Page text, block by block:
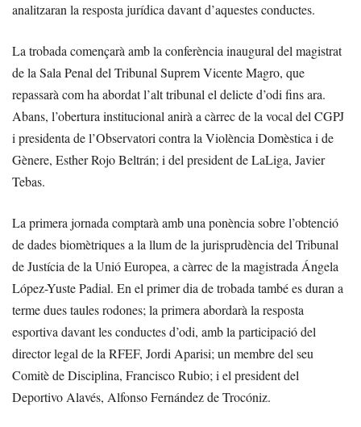
analitzaran la resposta jurídica davant d’aquestes conductes.
La trobada començarà amb la conferència inaugural del magistrat
de la Sala Penal del Tribunal Suprem Vicente Magro, que
repassarà com ha abordat l’alt tribunal el delicte d’odi fins ara.
Abans, l’obertura institucional anirà a càrrec de la vocal del CGPJ
i presidenta de l’Observatori contra la Violència Domèstica i de
Gènere, Esther Rojo Beltrán; i del president de LaLiga, Javier
Tebas.
La primera jornada comptarà amb una ponència sobre l’obtenció
de dades biomètriques a la llum de la jurisprudència del Tribunal
de Justícia de la Unió Europea, a càrrec de la magistrada Ángela
López-Yuste Padial. En el primer dia de trobada també es duran a
terme dues taules rodones; la primera abordarà la resposta
esportiva davant les conductes d’odi, amb la participació del
director legal de la RFEF, Jordi Aparisi; un membre del seu
Comitè de Disciplina, Francisco Rubio; i el president del
Deportivo Alavés, Alfonso Fernández de Trocóniz.